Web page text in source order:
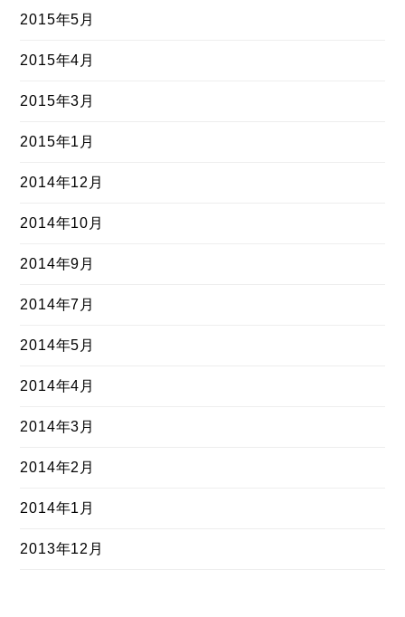
2015年5月
2015年4月
2015年3月
2015年1月
2014年12月
2014年10月
2014年9月
2014年7月
2014年5月
2014年4月
2014年3月
2014年2月
2014年1月
2013年12月